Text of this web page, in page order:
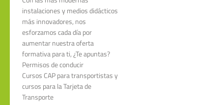
instalaciones y medios didácticos
más innovadores, nos
esforzamos cada día por
aumentar nuestra oferta
formativa para ti, ¿Te apuntas?
Permisos de conducir
Cursos CAP para transportistas y
cursos para la Tarjeta de
Transporte